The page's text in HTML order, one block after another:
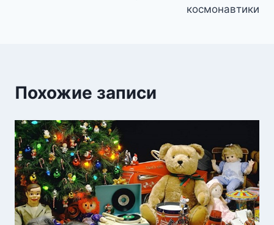
космонавтики
Похожие записи